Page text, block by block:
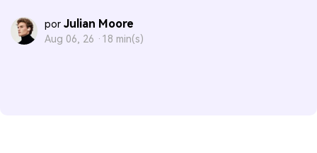
por Julian Moore
Aug 06, 26 · 18 min(s)